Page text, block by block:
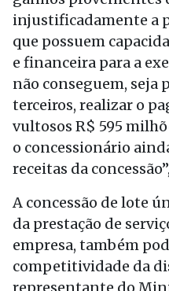
injustificadamente a
que possuem
e financeira para a
não conseguem, seja
terceiros, realizar o
vultosos R$ 595
o concessionário
receitas da
A concessão de lote
da prestação de
empresa, também
competitividade da